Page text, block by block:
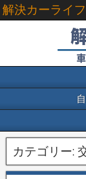
解決カーライフ
カテゴリー: